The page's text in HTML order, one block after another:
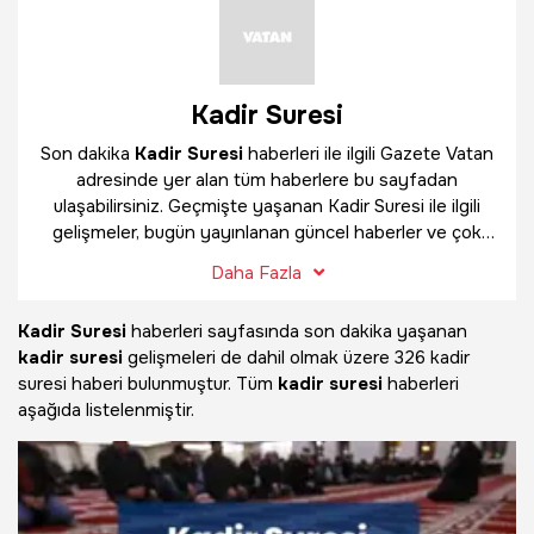
Kadir Suresi
Son dakika Kadir Suresi haberleri ile ilgili Gazete Vatan
adresinde yer alan tüm haberlere bu sayfadan
ulaşabilirsiniz. Geçmişte yaşanan Kadir Suresi ile ilgili
gelişmeler, bugün yayınlanan güncel haberler ve çok
bulabilirsiniz.
Daha Fazla
Kadir Suresi haberleri sayfasında son dakika yaşanan
kadir suresi gelişmeleri de dahil olmak üzere 326 kadir
suresi haberi bulunmuştur. Tüm kadir suresi haberleri
aşağıda listelenmiştir.